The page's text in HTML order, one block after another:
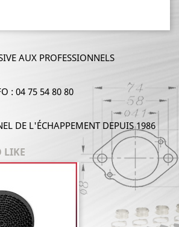
AUX PROFESSIONNELS
: 04 75 54 80 80
DE L'ÉCHAPPEMENT DEPUIS 1986
LIKE